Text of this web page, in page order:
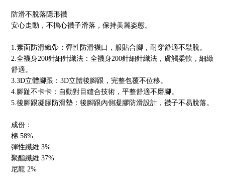
防滑不脫落隱形襪
安心走動，不擔心襪子滑落，保持美麗姿態。
1.素面防滑織帶：彈性防滑襪口，服貼合腳，耐穿舒適不鬆脫。
2.全襪身200針細針織法：全襪身200針細針織法，膚觸柔軟，細緻
舒適。
3.3D立體腳跟：3D立體後腳跟，完整包覆不位移。
4.腳趾不卡卡：自動對目縫合技術，平整舒適不磨腳。
5.後腳跟凝膠防滑墊：後腳跟內側凝膠防滑設計，襪子不易脫落。
成份：
棉 58%
彈性纖維 3%
聚酯纖維 37%
尼龍 2%